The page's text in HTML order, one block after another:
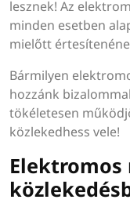
lesznek! Az
minden esetben
mielőtt
Bármilyen
hozzánk
tökéletesen
közlekedhess vele!
Elektromos